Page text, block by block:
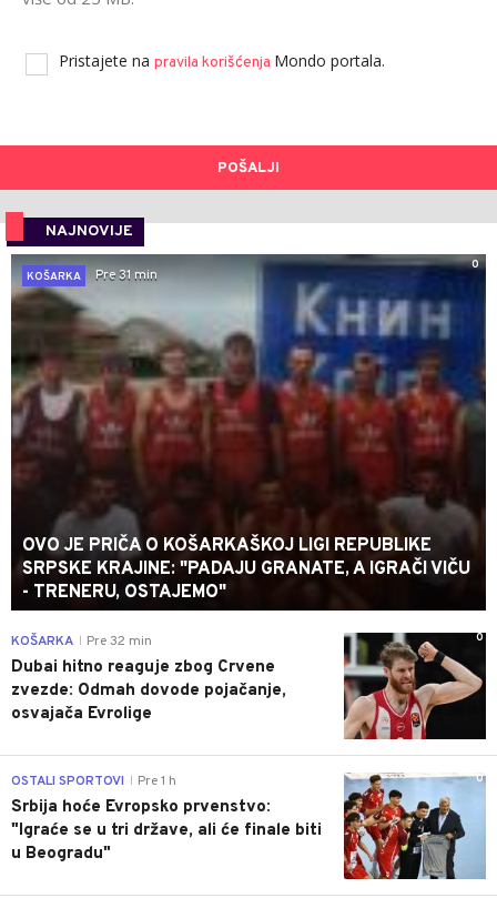
Pristajete na pravila korišćenja Mondo portala.
POŠALJI
NAJNOVIJE
0
KOŠARKA
Pre 31 min
OVO JE PRIČA O KOŠARKAŠKOJ LIGI REPUBLIKE
SRPSKE KRAJINE: "PADAJU GRANATE, A IGRAČI VIČU
- TRENERU, OSTAJEMO"
0
KOŠARKA Pre 32 min
Dubai hitno reaguje zbog Crvene
zvezde: Odmah dovode pojačanje,
osvajača Evrolige
0
OSTALI SPORTOVI Pre 1 h
Srbija hoće Evropsko prvenstvo:
"Igraće se u tri države, ali će finale biti
u Beogradu"